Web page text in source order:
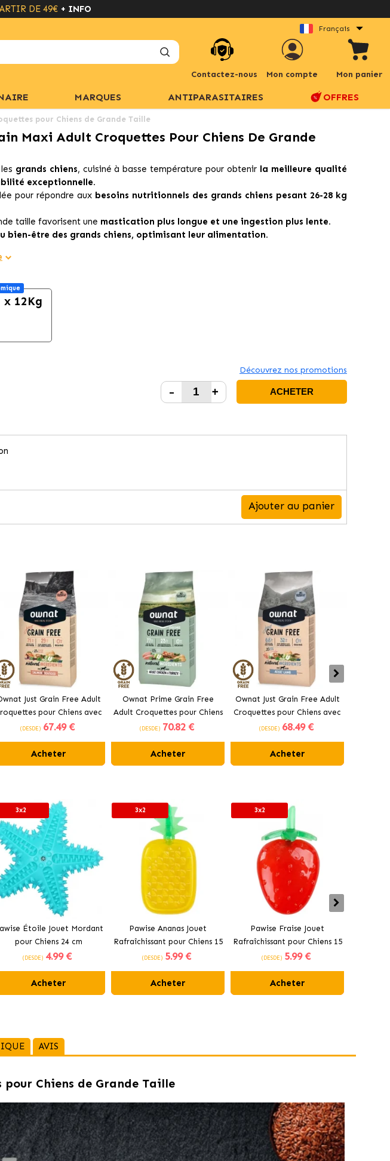
DE 49€ + INFO
Français
Contactez-nous Mon compte Mon panier
MARQUES ANTIPARASITAIRES OFFRES
pour Chiens de Grande Taille
Maxi Adult Croquettes Pour Chiens De Grande
grands chiens, cuisiné à basse température pour obtenir la meilleure qualité
exceptionnelle.
pour répondre aux besoins nutritionnels des grands chiens pesant 26-28 kg
taille favorisent une mastication plus longue et une ingestion plus lente.
bien-être des grands chiens, optimisant leur alimentation.
x 12Kg
Découvrez nos promotions
- + ACHETER
Ajouter au panier
Just Grain Free Adult
pour Chiens avec
Saumon
(DESDE) 67.49 €
Acheter
Ownat Prime Grain Free
Adult Croquettes pour Chiens
au Poulet et à la Dinde
(DESDE) 70.82 €
Acheter
Ownat Just Grain Free Adult
Croquettes pour Chiens avec
Agneau
(DESDE) 68.49 €
Acheter
3x2
Étoile Jouet Mordant
pour Chiens 24 cm
(DESDE) 4.99 €
Acheter
3x2
Pawise Ananas Jouet
Rafraîchissant pour Chiens 15
cm
(DESDE) 5.99 €
Acheter
3x2
Pawise Fraise Jouet
Rafraîchissant pour Chiens 15
cm
(DESDE) 5.99 €
Acheter
AVIS
Chiens de Grande Taille